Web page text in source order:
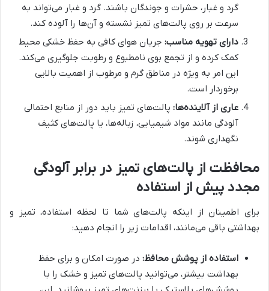
گرد و غبار، حشرات و جوندگان باشند. گرد و غبار می‌تواند به
سرعت بر روی پالت‌های تمیز نشسته و آن‌ها را آلوده کند.
دارای تهویه مناسب: جریان هوای کافی به حفظ خشکی محیط
کمک کرده و از تجمع بوی نامطبوع و رطوبت جلوگیری می‌کند.
این امر به ویژه در مناطق گرم و مرطوب از اهمیت بالایی
برخوردار است.
عاری از آلاینده‌ها: پالت‌های تمیز باید دور از منابع احتمالی
آلودگی مانند مواد شیمیایی، زباله‌ها، یا پالت‌های کثیف
نگهداری شوند.
محافظت از پالت‌های تمیز در برابر آلودگی
مجدد پیش از استفاده
برای اطمینان از اینکه پالت‌های شما تا لحظه استفاده، تمیز و
بهداشتی باقی می‌مانند، اقدامات زیر را انجام دهید:
استفاده از پوشش محافظ: در صورت امکان و برای حفظ
بهداشت بیشتر، می‌توانید پالت‌های تمیز و خشک را با